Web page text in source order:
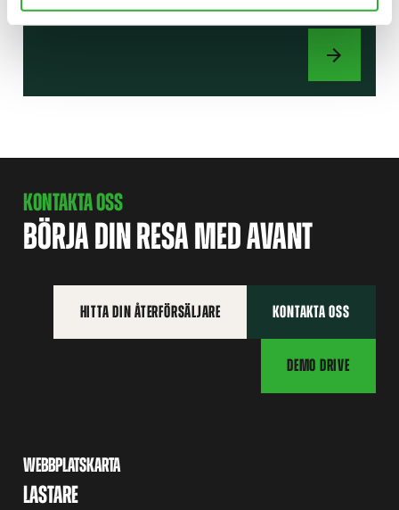
REDSKAP
KONTAKTA OSS
BÖRJA DIN RESA MED AVANT
HITTA DIN ÅTERFÖRSÄLJARE KONTAKTA OSS
DEMO DRIVE
WEBBPLATSKARTA
LASTARE